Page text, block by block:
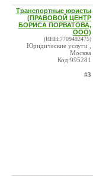
Транспортные юристы
(ПРАВОВОЙ ЦЕНТР
БОРИСА ПОРВАТОВА,
ООО)
(ИНН:7709492475)
Юридические услуги ,
Москва
Код:995281
#3